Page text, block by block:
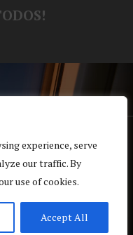
experience, serve
our traffic. By
use of cookies.
Accept All
Nerea, Turbo y
y cookies